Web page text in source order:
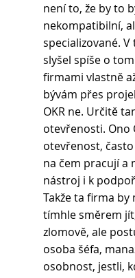
není to, že by to
nekompatibilní,
specializované.
slyšel spíše o
firmami vlastně
bývám přes
OKR ne. Určitě
otevřenosti. Ono
otevřenost,
na čem pracují a
nástroj i k
Takže ta firma
tímhle směrem
zlomově, ale
osoba šéfa,
osobnost, jestli,